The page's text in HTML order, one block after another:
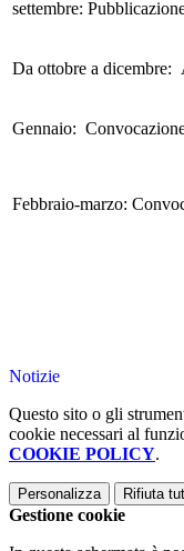
settembre:
Da ottobre a dicembre:
Gennaio:
Febbraio-marzo:
Notizie
Questo sito o gli
cookie necessari al
COOKIE POLICY.
Personalizza Rifiuta
Gestione cookie